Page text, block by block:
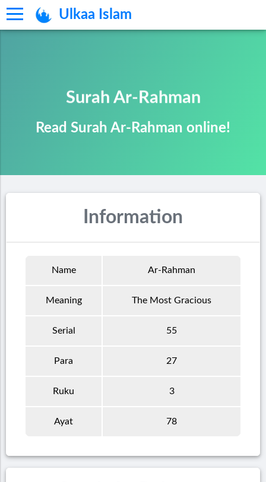
Ulkaa Islam
Surah Ar-Rahman
Read Surah Ar-Rahman online!
Information
Name Ar-Rahman
Meaning The Most Gracious
Serial 55
Para 27
Ruku 3
Ayat 78